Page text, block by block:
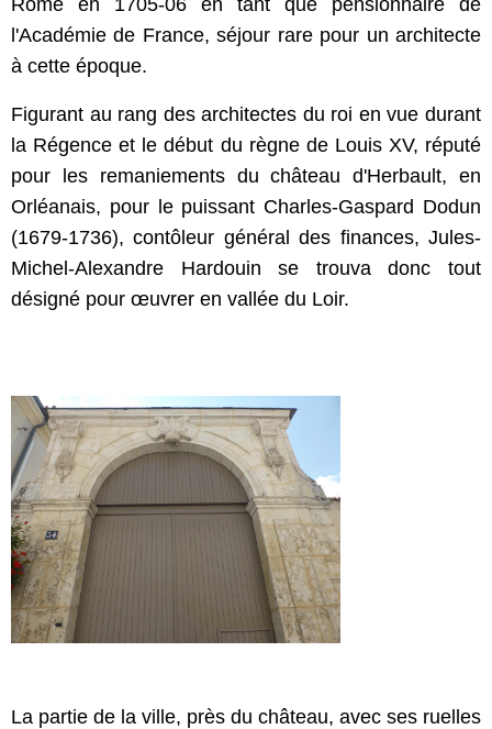
Rome en 1705-06 en tant que pensionnaire de
l'Académie de France, séjour rare pour un architecte
à cette époque.
Figurant au rang des architectes du roi en vue durant
la Régence et le début du règne de Louis XV, réputé
pour les remaniements du château d'Herbault, en
Orléanais, pour le puissant Charles-Gaspard Dodun
(1679-1736), contôleur général des finances, Jules-
Michel-Alexandre Hardouin se trouva donc tout
désigné pour œuvrer en vallée du Loir.
La partie de la ville, près du château, avec ses ruelles